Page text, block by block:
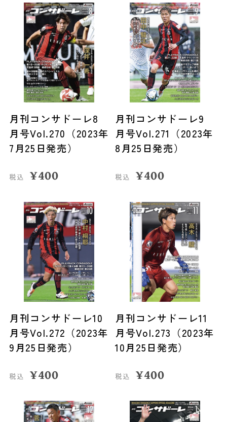
月刊コンサドーレ8
月号Vol.270（2023年
7月25日発売）
税込 ¥400
月刊コンサドーレ9
月号Vol.271（2023年
8月25日発売）
税込 ¥400
月刊コンサドーレ10
月号Vol.272（2023年
9月25日発売）
税込 ¥400
月刊コンサドーレ11
月号Vol.273（2023年
10月25日発売）
税込 ¥400